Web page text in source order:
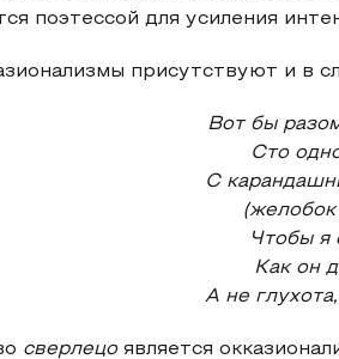
поэтессой для усиления
присутствуют и в
Вот бы
Сто
С
(желобок
Чтобы я
Как он
А не
сверлецоявляется